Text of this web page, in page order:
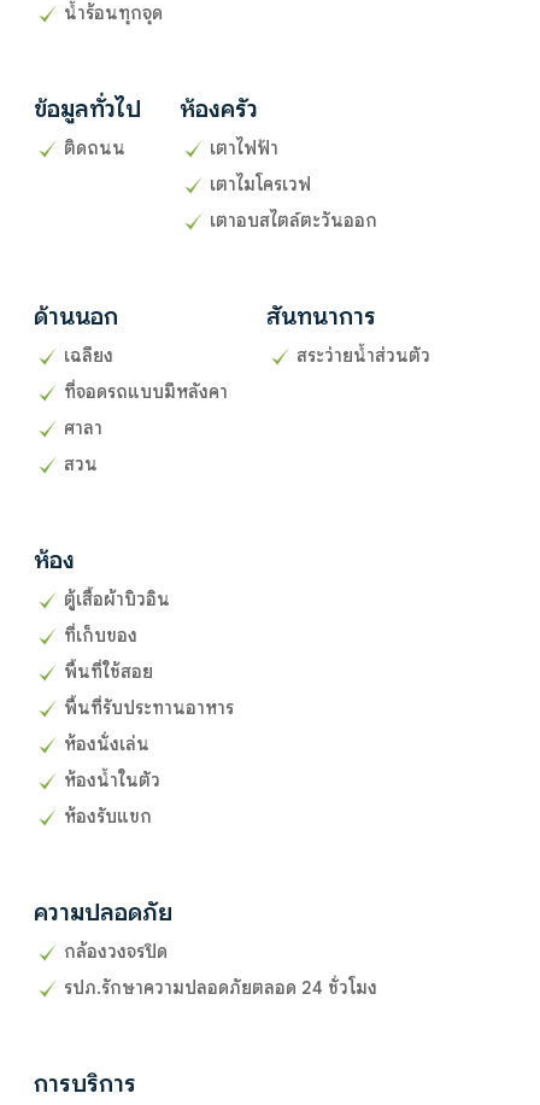
น้ำร้อนทุกจุด
ข้อมูลทั่วไป
ติดถนน
ห้องครัว
เตาไฟฟ้า
เตาไมโครเวฟ
เตาอบสไตล์ตะวันออก
ด้านนอก
เฉลียง
ที่จอดรถแบบมีหลังคา
ศาลา
สวน
สันทนาการ
สระว่ายน้ำส่วนตัว
ห้อง
ตู้เสื้อผ้าบิวอิน
ที่เก็บของ
พื้นที่ใช้สอย
พื้นที่รับประทานอาหาร
ห้องนั่งเล่น
ห้องน้ำในตัว
ห้องรับแขก
ความปลอดภัย
กล้องวงจรปิด
รปภ.รักษาความปลอดภัยตลอด 24 ชั่วโมง
การบริการ